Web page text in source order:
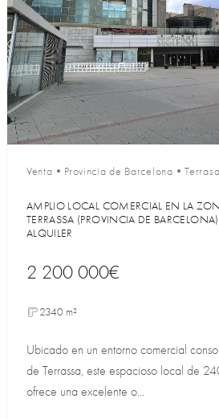
Venta • Provincia de Barcelona •Terrasa
AMPLIO LOCAL COMERCIAL EN LA
TERRASSA (PROVINCIA DE
ALQUILER
2 200 000€
2340 m²
Ubicado en un entorno comercial
de Terrassa, este espacioso local de
ofrece una excelente o...